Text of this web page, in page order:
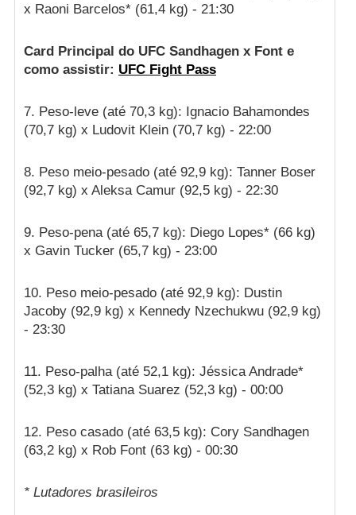
x Raoni Barcelos* (61,4 kg) - 21:30
Card Principal do UFC Sandhagen x Font e
como assistir: UFC Fight Pass
7. Peso-leve (até 70,3 kg): Ignacio Bahamondes
(70,7 kg) x Ludovit Klein (70,7 kg) - 22:00
8. Peso meio-pesado (até 92,9 kg): Tanner Boser
(92,7 kg) x Aleksa Camur (92,5 kg) - 22:30
9. Peso-pena (até 65,7 kg): Diego Lopes* (66 kg)
x Gavin Tucker (65,7 kg) - 23:00
10. Peso meio-pesado (até 92,9 kg): Dustin
Jacoby (92,9 kg) x Kennedy Nzechukwu (92,9 kg)
- 23:30
11. Peso-palha (até 52,1 kg): Jéssica Andrade*
(52,3 kg) x Tatiana Suarez (52,3 kg) - 00:00
12. Peso casado (até 63,5 kg): Cory Sandhagen
(63,2 kg) x Rob Font (63 kg) - 00:30
* Lutadores brasileiros